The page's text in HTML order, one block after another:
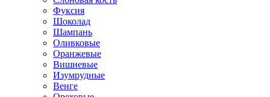
Фуксия
Шоколад
Шампань
Оливковые
Оранжевые
Вишневые
Изумрудные
Венге